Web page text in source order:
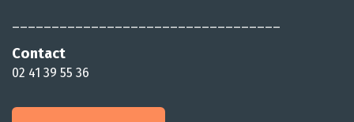
Contact
02 41 39 55 36